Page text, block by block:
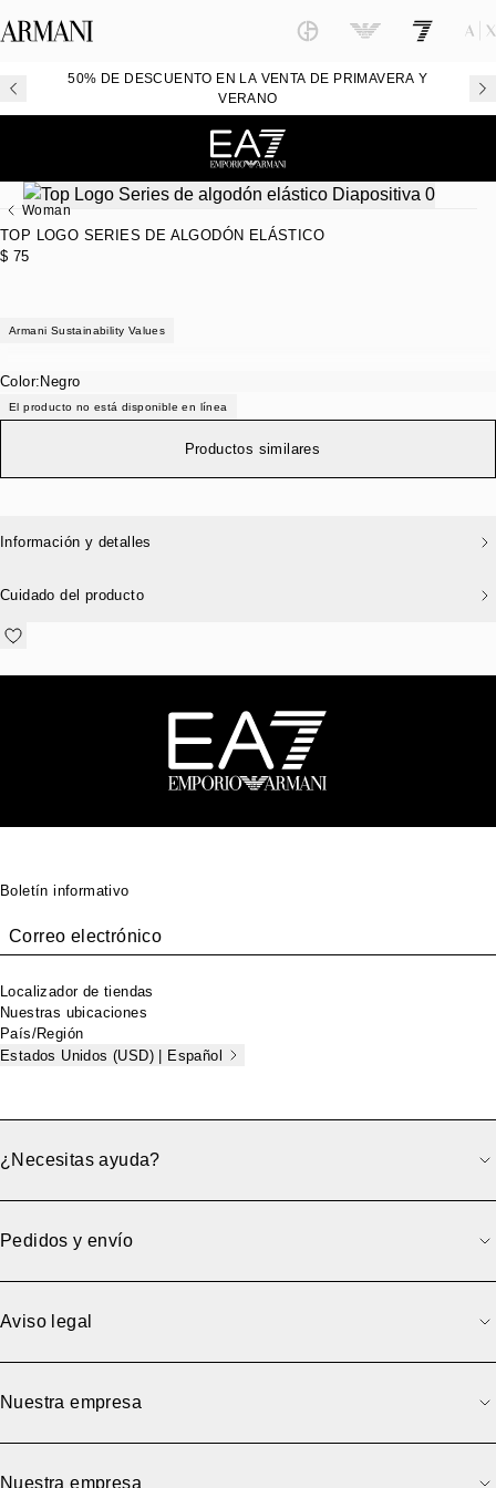
50% DE DESCUENTO EN LA VENTA DE PRIMAVERA Y
VERANO
Woman
Color: Negro
El producto no está disponible en línea
Productos similares
TOP LOGO SERIES DE ALGODÓN ELÁSTICO
$ 75
Armani Sustainability Values
Información y detalles
Cuidado del producto
Boletín informativo
Correo electrónico
Localizador de tiendas
Nuestras ubicaciones
País/Región
Estados Unidos (USD) | Español
¿Necesitas ayuda?
Pedidos y envío
Aviso legal
Nuestra empresa
Nuestra empresa